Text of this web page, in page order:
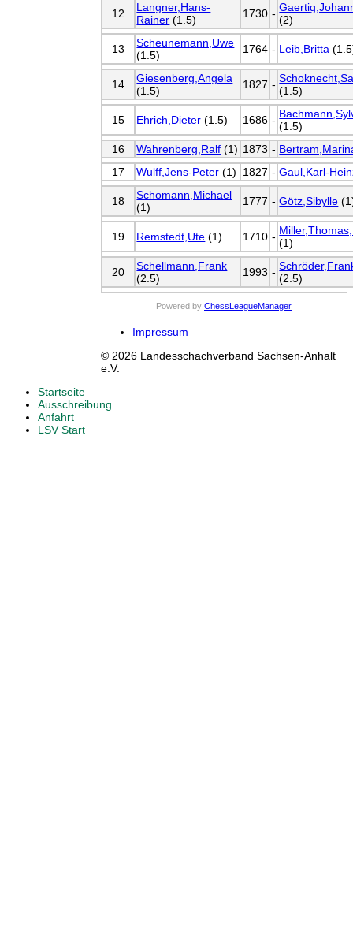
12
Langner,Hans-
Rainer (1.5) 1730 - (2)
13
Scheunemann,Uwe
(1.5)
1764 - Leib,Britta
14
Giesenberg,Angela
(1.5)
1827 - (1.5)
15 Ehrich,Dieter (1.5) 1686 - (1.5)
16
Wahrenberg,Ralf (1) 1873 -
17
Wulff,Jens-Peter (1) 1827 - Gaul,Karl-
18
Schomann,Michael
(1)
1777 - Götz,Sibylle
19 Remstedt,Ute (1) 1710 - (1)
20
Schellmann,Frank
(2.5)
1993 - (2.5)
Powered by ChessLeagueManager
Impressum
© 2026 Landesschachverband Sachsen-Anhalt
e.V.
Startseite
Ausschreibung
Anfahrt
LSV Start